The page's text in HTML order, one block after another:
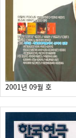
2001년 09월 호